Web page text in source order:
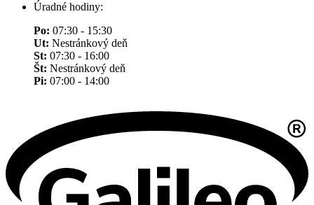
Úradné hodiny:
Po: 07:30 - 15:30
Ut: Nestránkový deň
St: 07:30 - 16:00
Št: Nestránkový deň
Pi: 07:00 - 14:00